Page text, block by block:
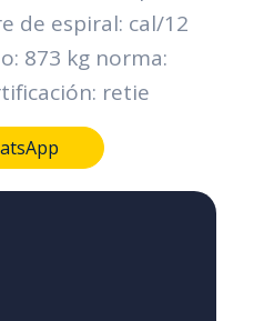
de espiral: cal/12
873 kg norma:
retie